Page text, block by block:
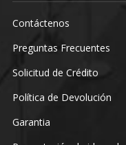
Contáctenos
Preguntas Frecuentes
Solicitud de Crédito
Política de Devolución
Garantia